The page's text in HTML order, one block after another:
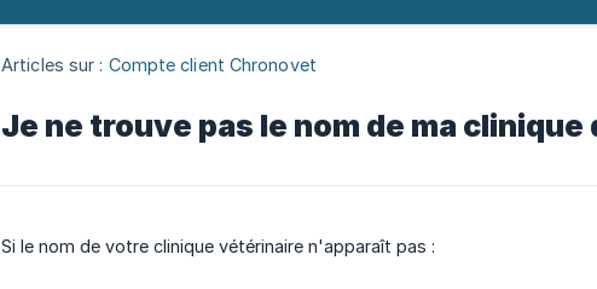
Articles sur : Compte client Chronovet
Je ne trouve pas le nom de ma
Si le nom de votre clinique vétérinaire n'apparaît pas :